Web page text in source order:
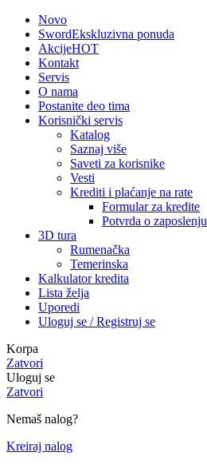
Novo
SwordEkskluzivna ponuda
AkcijeHOT
Kontakt
Servis
O nama
Postanite deo tima
Korisnički servis
Katalog
Saznaj više
Saveti za korisnike
Vesti
Krediti i plaćanje na rate
Formular za kredite
Potvrda o zaposlenju
3D tura
Rumenačka
Temerinska
Kalkulator kredita
Lista želja
Uporedi
Uloguj se / Registruj se
Korpa
Zatvori
Uloguj se
Zatvori
Nemaš nalog?
Kreiraj nalog